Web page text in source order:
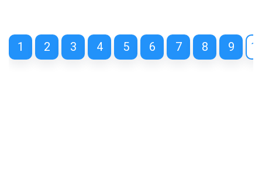
1 2 3 4 5 6 7 8 9